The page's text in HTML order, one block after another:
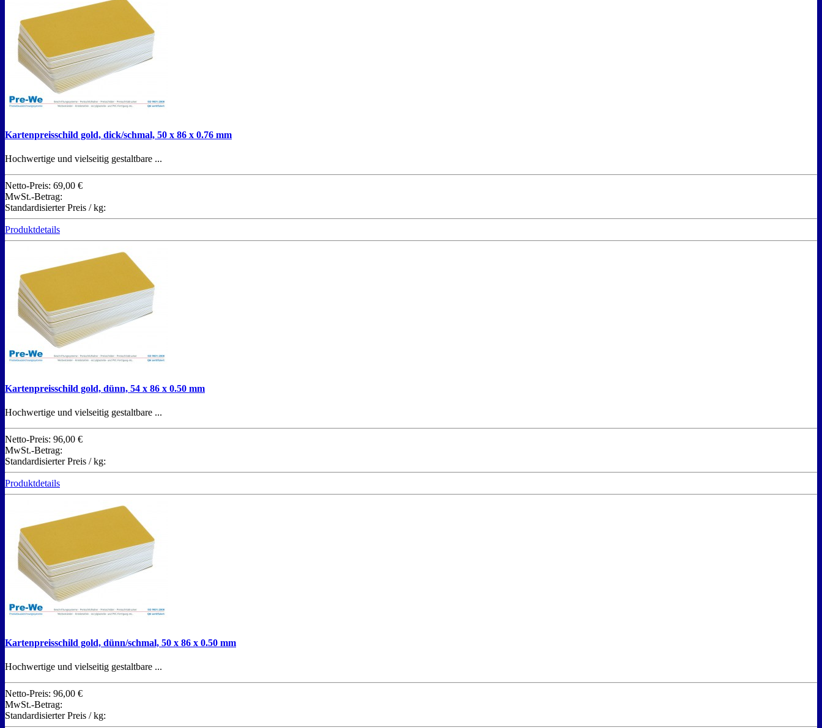
Kartenpreisschild gold, dick/schmal, 50 x 86 x 0.76 mm
Hochwertige und vielseitig gestaltbare ...
Netto-Preis: 69,00 €
MwSt.-Betrag:
Standardisierter Preis / kg:
Produktdetails
Kartenpreisschild gold, dünn, 54 x 86 x 0.50 mm
Hochwertige und vielseitig gestaltbare ...
Netto-Preis: 96,00 €
MwSt.-Betrag:
Standardisierter Preis / kg:
Produktdetails
Kartenpreisschild gold, dünn/schmal, 50 x 86 x 0.50 mm
Hochwertige und vielseitig gestaltbare ...
Netto-Preis: 96,00 €
MwSt.-Betrag:
Standardisierter Preis / kg: